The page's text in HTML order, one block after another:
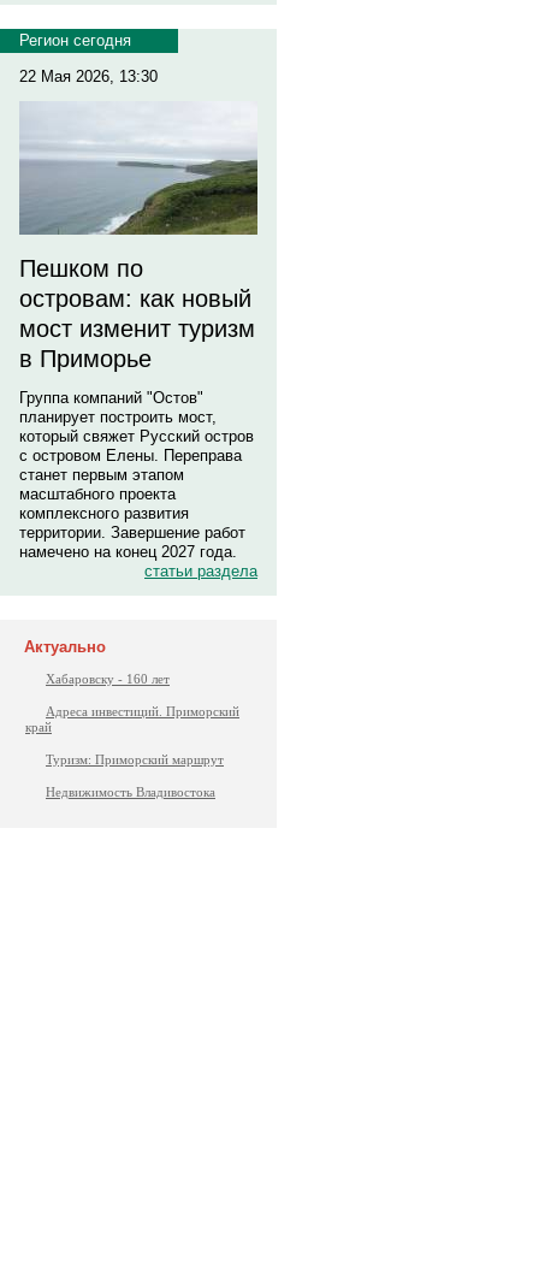
Регион сегодня
22 Мая 2026, 13:30
Пешком по
островам: как новый
мост изменит туризм
в Приморье
Группа компаний "Остов"
планирует построить мост,
который свяжет Русский остров
с островом Елены. Переправа
станет первым этапом
масштабного проекта
комплексного развития
территории. Завершение работ
намечено на конец 2027 года.
статьи раздела
Актуально
Хабаровску - 160 лет
Адреса инвестиций. Приморский
край
Туризм: Приморский маршрут
Недвижимость Владивостока